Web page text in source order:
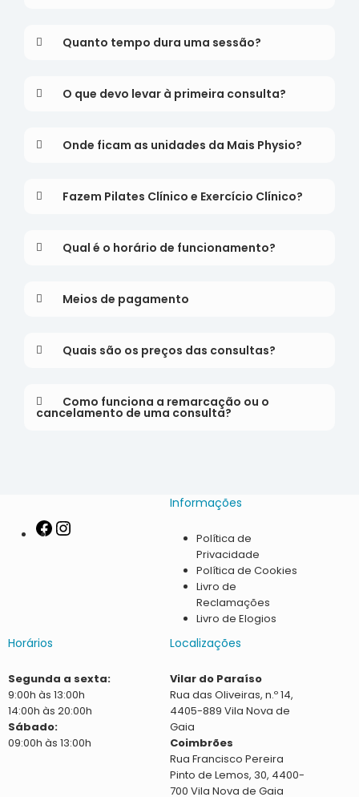
Quanto tempo dura uma sessão?
O que devo levar à primeira consulta?
Onde ficam as unidades da Mais Physio?
Fazem Pilates Clínico e Exercício Clínico?
Qual é o horário de funcionamento?
Meios de pagamento
Quais são os preços das consultas?
Como funciona a remarcação ou o
cancelamento de uma consulta?
Informações
Política de
Privacidade
Política de Cookies
Livro de
Reclamações
Livro de Elogios
Horários
Segunda a sexta:
9:00h às 13:00h
14:00h às 20:00h
Sábado:
09:00h às 13:00h
Localizações
Vilar do Paraíso
Rua das Oliveiras, n.º 14,
4405-889 Vila Nova de
Gaia
Coimbrões
Rua Francisco Pereira
Pinto de Lemos, 30, 4400-
700 Vila Nova de Gaia